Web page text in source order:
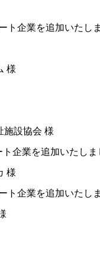
企業を追加いたしま
様
施設協会 様
企業を追加いたしま
様
企業を追加いたしま